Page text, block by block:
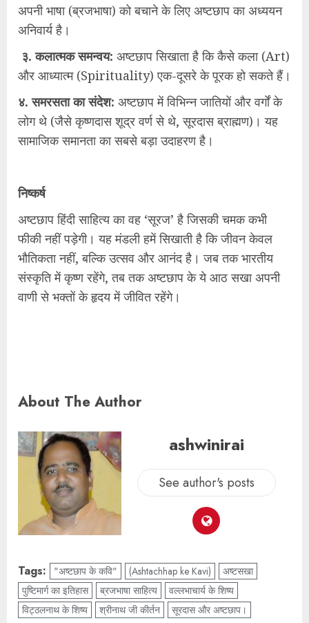
अपनी भाषा (ब्रजभाषा) को बचाने के लिए अष्टछाप का अध्ययन
अनिवार्य है।
३. कलात्मक समन्वय: अष्टछाप सिखाता है कि कैसे कला (Art)
और आध्यात्म (Spirituality) एक-दूसरे के पूरक हो सकते हैं।
४. समरसता का संदेश: अष्टछाप में विभिन्न जातियों और वर्गों के
लोग थे (जैसे कृष्णदास शूद्र वर्ण से थे, सूरदास ब्राह्मण)। यह
सामाजिक समानता का सबसे बड़ा उदाहरण है।
निष्कर्ष
अष्टछाप हिंदी साहित्य का वह ‘सूरज’ है जिसकी चमक कभी
फीकी नहीं पड़ेगी। यह मंडली हमें सिखाती है कि जीवन केवल
भौतिकता नहीं, बल्कि उत्सव और आनंद है। जब तक भारतीय
संस्कृति में कृष्ण रहेंगे, तब तक अष्टछाप के ये आठ सखा अपनी
वाणी से भक्तों के हृदय में जीवित रहेंगे।
About The Author
ashwinirai
See author's posts
Tags: "अष्टछाप के कवि" (Ashtachhap ke Kavi)
अष्टसखा
पुष्टिमार्ग का इतिहास
ब्रजभाषा साहित्य
वल्लभाचार्य के शिष्य
विट्ठलनाथ के शिष्य
श्रीनाथ जी कीर्तन सूरदास और अष्टछाप।